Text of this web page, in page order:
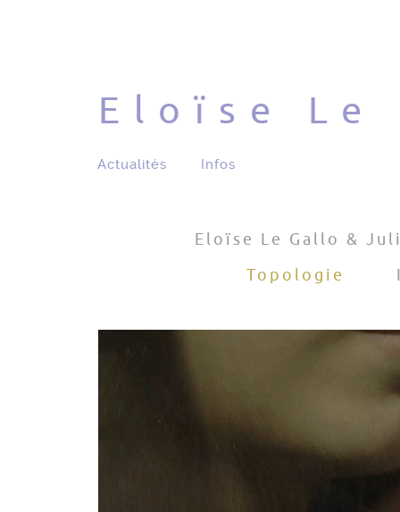
Eloïse Le
Actualités Infos
Eloïse Le Gallo &
Topologie